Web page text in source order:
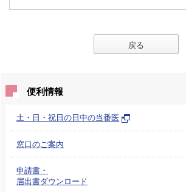
戻る
便利情報
土・日・祝日の日中の当番医
窓口のご案内
申請書・
届出書ダウンロード